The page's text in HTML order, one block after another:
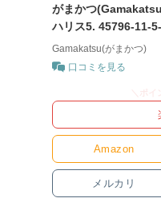
がまかつ
ハリス5. 45796-11-
Gamakatsu(がまかつ)
口コミを見る
Amazon
メルカリ